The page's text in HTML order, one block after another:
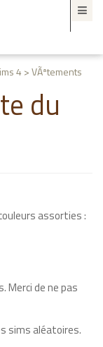
4 > VÃªtements
du
assorties :
Merci de ne pas
sims aléatoires.